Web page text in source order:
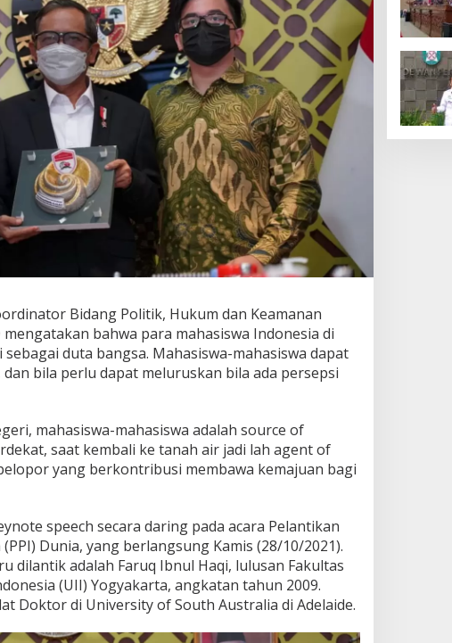
Bidang Politik, Hukum dan Keamanan
bahwa para mahasiswa Indonesia di
duta bangsa. Mahasiswa-mahasiswa dapat
bila perlu dapat meluruskan bila ada persepsi
mahasiswa-mahasiswa adalah source of
saat kembali ke tanah air jadi lah agent of
yang berkontribusi membawa kemajuan bagi
speech secara daring pada acara Pelantikan
Dunia, yang berlangsung Kamis (28/10/2021).
dilantik adalah Faruq Ibnul Haqi, lulusan Fakultas
(UII) Yogyakarta, angkatan tahun 2009.
Doktor di University of South Australia di Adelaide.